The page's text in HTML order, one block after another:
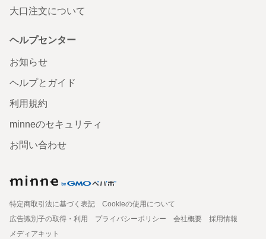
大口注文について
ヘルプセンター
お知らせ
ヘルプとガイド
利用規約
minneのセキュリティ
お問い合わせ
特定商取引法に基づく表記
Cookieの使用について
広告識別子の取得・利用
プライバシーポリシー 会社概要
採用情報
メディアキット